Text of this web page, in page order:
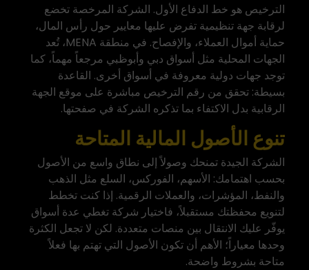
الترخيص هو خط الدفاع الأول. الشركة المرخصة تخضع
لرقابة جهة تنظيمية تفرض عليها معايير حول رأس المال،
حماية أموال العملاء، والإفصاح. في منطقة MENA، تُعد
الجهات المحلية مثل أسواق دبي وأبوظبي مرجعاً مهماً، كما
توجد جهات دولية معروفة في أسواق أخرى. القاعدة
بسيطة: تحقق من رقم الترخيص مباشرة على موقع الجهة
الرقابية بدل الاكتفاء بما تذكره الشركة في صفحتها.
تنوع الأصول المالية المتاحة
الشركة الجيدة تمنحك وصولاً إلى نطاق واسع من الأصول
بحسب اهتمامك: الأسهم، الفوركس، السلع مثل الذهب
والنفط، المؤشرات، والعملات الرقمية. إذا كنت تخطط
لتنويع محفظتك مستقبلاً، فاختيار شركة تغطي عدة أسواق
يوفّر عليك الانتقال بين منصات متعددة. لكن لا تجعل الكثرة
وحدها معياراً؛ الأهم أن تكون الأصول التي تهتم بها فعلاً
متاحة بشروط واضحة.